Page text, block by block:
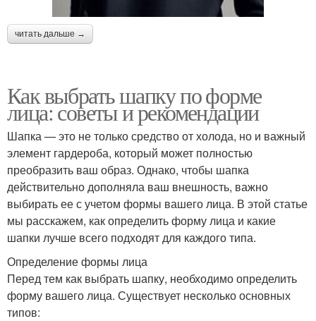
читать дальше →
Как выбрать шапку по форме
лица: советы и рекомендации
Шапка — это не только средство от холода, но и важный
элемент гардероба, который может полностью
преобразить ваш образ. Однако, чтобы шапка
действительно дополняла ваш внешность, важно
выбирать ее с учетом формы вашего лица. В этой статье
мы расскажем, как определить форму лица и какие
шапки лучше всего подходят для каждого типа.
Определение формы лица
Перед тем как выбрать шапку, необходимо определить
форму вашего лица. Существует несколько основных
типов: